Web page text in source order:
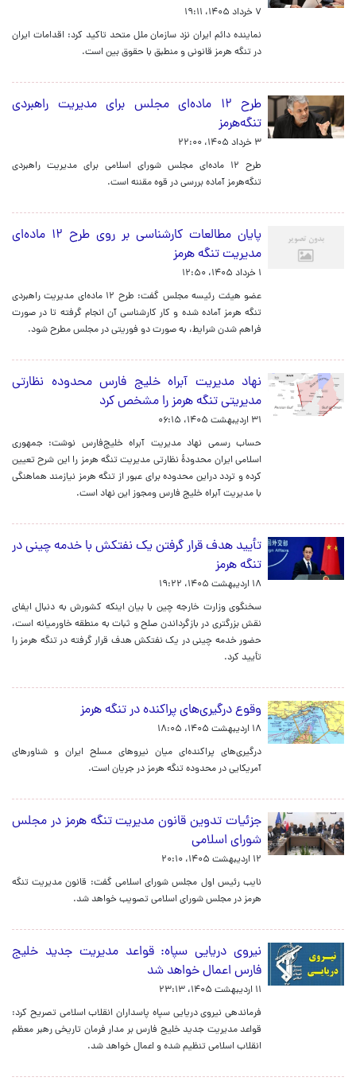
۷ خرداد ۱۴۰۵، ۱۹:۱۱
نماینده دائم ایران نزد سازمان ملل متحد تاکید کرد: اقدامات ایران
در تنگه هرمز قانونی و منطبق با حقوق بین است.
طرح ۱۲ ماده‌ای مجلس برای مدیریت راهبردی
تنگه‌هرمز
۳ خرداد ۱۴۰۵، ۲۲:۰۰
طرح ۱۲ ماده‌ای مجلس شورای اسلامی برای مدیریت راهبردی
تنگه‌هرمز آماده بررسی در قوه مقننه است.
پایان مطالعات کارشناسی بر روی طرح ۱۲ ماده‌ای
مدیریت تنگه هرمز
۱ خرداد ۱۴۰۵، ۱۲:۵۰
عضو هیئت رئیسه مجلس گفت: طرح ۱۲ ماده‌ای مدیریت راهبردی
تنگه هرمز آماده شده و کار کارشناسی آن انجام گرفته تا در صورت
فراهم شدن شرایط، به صورت دو فوریتی در مجلس مطرح شود.
نهاد مدیریت آبراه خلیج فارس محدوده نظارتی
مدیریتی تنگه هرمز را مشخص کرد
۳۱ اردیبهشت ۱۴۰۵، ۰۶:۱۵
حساب رسمی نهاد مدیریت آبراه خلیج‌فارس نوشت: جمهورى
اسلامى ايران محدودهٔ نظارتى مديریت تنگه هرمز را این شرح تعيین
کرده و تردد دراین محدوده برای عبور از تنگه هرمز نیازمند هماهنگی
با مدیریت آبراه خلیج فارس ومجوز این نهاد است.
تأیید هدف قرار گرفتن یک نفتکش با خدمه چینی در
تنگه هرمز
۱۸ اردیبهشت ۱۴۰۵، ۱۹:۲۲
سخنگوی وزارت خارجه چین با بیان اینکه کشورش به دنبال ایفای
نقش بزرگتری در بازگرداندن صلح و ثبات به منطقه خاورمیانه است،
حضور خدمه چینی در یک نفتکش هدف قرار گرفته در تنگه هرمز را
تأیید کرد.
وقوع درگیری‌های پراکنده در تنگه هرمز
۱۸ اردیبهشت ۱۴۰۵، ۱۸:۰۵
درگیری‌های پراکنده‌ای میان نیروهای مسلح ایران و شناورهای
آمریکایی‌ در محدوده تنگه هرمز در جریان است.
جزئیات تدوین قانون مدیریت تنگه هرمز در مجلس
شورای اسلامی
۱۲ اردیبهشت ۱۴۰۵، ۲۰:۱۰
نایب رئیس اول مجلس شورای اسلامی گفت: قانون مدیریت تنگه
هرمز در مجلس شورای اسلامی تصویب خواهد شد.
نیروی دریایی سپاه: قواعد مدیریت جدید خلیج
فارس اعمال خواهد شد
۱۱ اردیبهشت ۱۴۰۵، ۲۳:۱۳
فرماندهی نیروی دریایی سپاه پاسداران انقلاب اسلامی تصریح کرد:
قواعد مدیریت جدید خلیج فارس بر مدار فرمان تاریخی رهبر معظم
انقلاب اسلامی تنظیم شده و اعمال خواهد شد.